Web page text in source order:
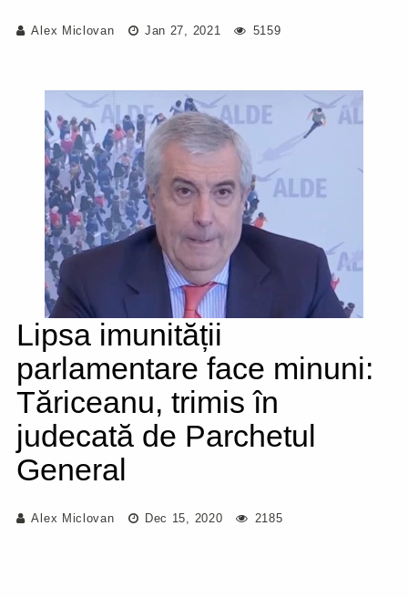
Alex Miclovan Jan 27, 2021 5159
Lipsa imunității
parlamentare face minuni:
Tăriceanu, trimis în
judecată de Parchetul
General
Alex Miclovan Dec 15, 2020 2185